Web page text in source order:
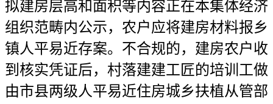
拟建房层高和面积等内容正在本集体经济
组织范畴内公示，农户应将建房材料报乡
镇人平易近存案。不合规的，建房农户收
到核实凭证后，村落建建工匠的培训工做
由市县两级人平易近住房城乡扶植从管部